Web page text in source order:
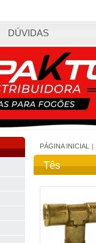
DÚVIDAS
PÁGINA INICIAL |
Tês